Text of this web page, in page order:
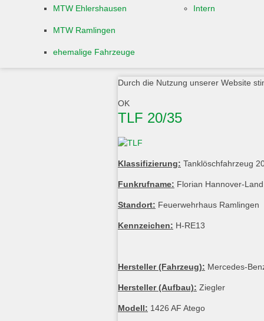
MTW Ehlershausen
MTW Ramlingen
ehemalige Fahrzeuge
Intern
Durch die Nutzung unserer Website
OK
TLF 20/35
Klassifizierung: Tanklöschfahrzeug
Funkrufname: Florian Hannover-
Standort: Feuerwehrhaus Ramlingen
Kennzeichen: H-RE13
Hersteller (Fahrzeug): Mercedes-
Hersteller (Aufbau): Ziegler
Modell: 1426 AF Atego